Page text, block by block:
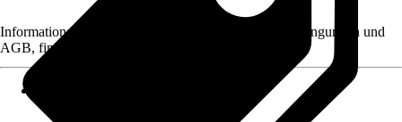
Informationen des Verkäufers, wie z. B. Rückgabebedingungen und
AGB, finden Sie bei Klick auf den Verkäufernamen.